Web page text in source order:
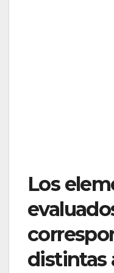
Los
distintas